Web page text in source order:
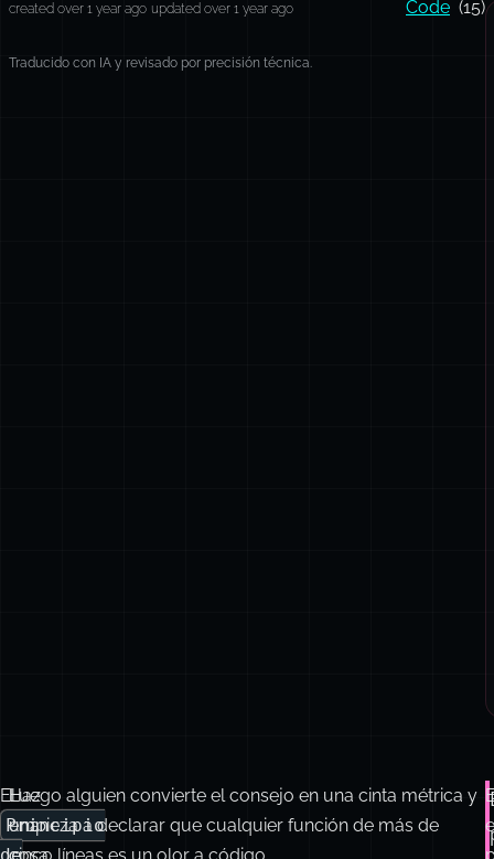
created over 1 year ago updated over 1 year ago Code (15)
Traducido con IA y revisado por precisión técnica.